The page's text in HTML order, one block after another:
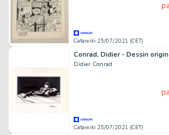
Catawiki 25/07/2021 (CET)
Didier Conrad
Catawiki 25/07/2021 (CET)